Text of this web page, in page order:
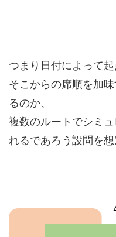
つまり日付によって起
そこからの席順を加
るのか、
複数のルートでシミ
れるであろう設問を想